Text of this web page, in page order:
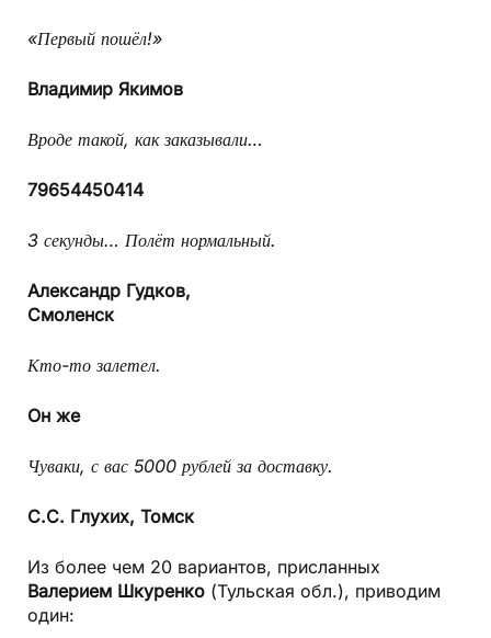
«Первый пошёл!»
Владимир Якимов
Вроде такой, как заказывали…
79654450414
3 секунды… Полёт нормальный.
Александр Гудков,
Смоленск
Кто-то залетел.
Он же
Чуваки, с вас 5000 рублей за доставку.
С.С. Глухих, Томск
Из более чем 20 вариантов, присланных
Валерием Шкуренко (Тульская обл.), приводим
один: